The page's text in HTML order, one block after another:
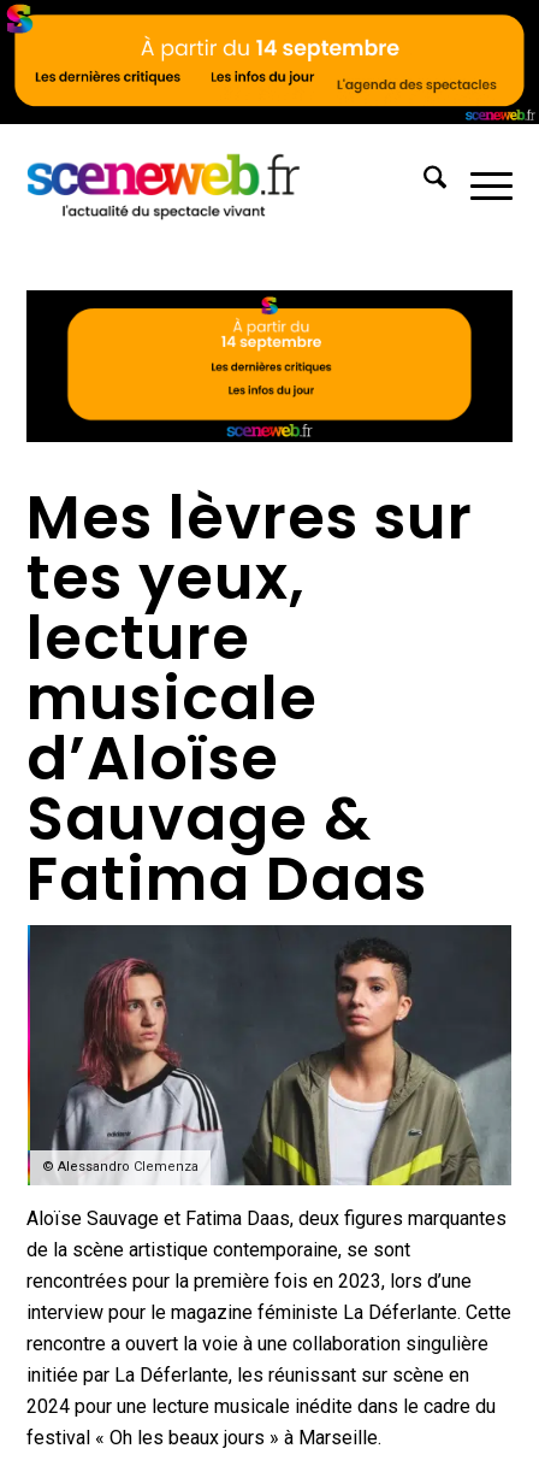
Mes lèvres sur
tes yeux,
lecture
musicale
d’Aloïse
Sauvage &
Fatima Daas
© Alessandro Clemenza
Aloïse Sauvage et Fatima Daas, deux figures marquantes
de la scène artistique contemporaine, se sont
rencontrées pour la première fois en 2023, lors d’une
interview pour le magazine féministe La Déferlante. Cette
rencontre a ouvert la voie à une collaboration singulière
initiée par La Déferlante, les réunissant sur scène en
2024 pour une lecture musicale inédite dans le cadre du
festival « Oh les beaux jours » à Marseille.